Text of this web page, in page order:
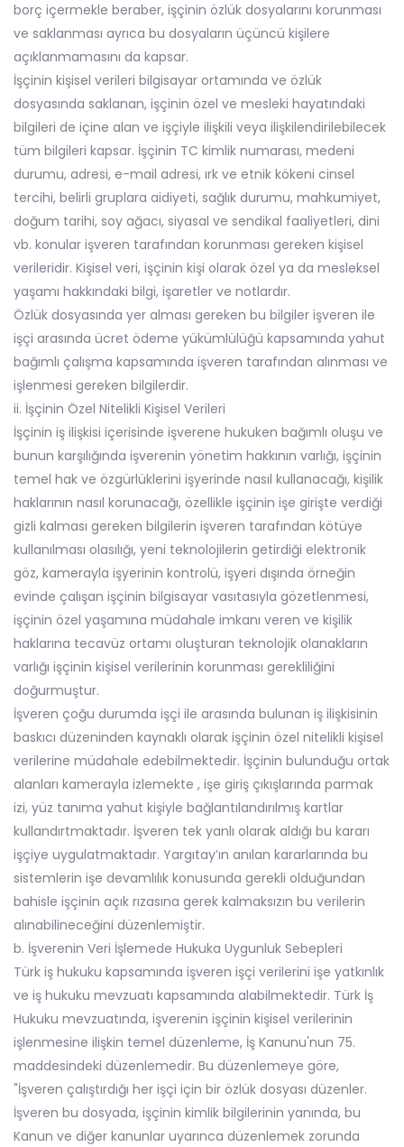
borç içermekle beraber, işçinin özlük dosyalarını korunması
ve saklanması ayrıca bu dosyaların üçüncü kişilere
açıklanmamasını da kapsar.
İşçinin kişisel verileri bilgisayar ortamında ve özlük
dosyasında saklanan, işçinin özel ve mesleki hayatındaki
bilgileri de içine alan ve işçiyle ilişkili veya ilişkilendirilebilecek
tüm bilgileri kapsar. İşçinin TC kimlik numarası, medeni
durumu, adresi, e-mail adresi, ırk ve etnik kökeni cinsel
tercihi, belirli gruplara aidiyeti, sağlık durumu, mahkumiyet,
doğum tarihi, soy ağacı, siyasal ve sendikal faaliyetleri, dini
vb. konular işveren tarafından korunması gereken kişisel
verileridir. Kişisel veri, işçinin kişi olarak özel ya da mesleksel
yaşamı hakkındaki bilgi, işaretler ve notlardır.
Özlük dosyasında yer alması gereken bu bilgiler işveren ile
işçi arasında ücret ödeme yükümlülüğü kapsamında yahut
bağımlı çalışma kapsamında işveren tarafından alınması ve
işlenmesi gereken bilgilerdir.
ii. İşçinin Özel Nitelikli Kişisel Verileri
İşçinin iş ilişkisi içerisinde işverene hukuken bağımlı oluşu ve
bunun karşılığında işverenin yönetim hakkının varlığı, işçinin
temel hak ve özgürlüklerini işyerinde nasıl kullanacağı, kişilik
haklarının nasıl korunacağı, özellikle işçinin işe girişte verdiği
gizli kalması gereken bilgilerin işveren tarafından kötüye
kullanılması olasılığı, yeni teknolojilerin getirdiği elektronik
göz, kamerayla işyerinin kontrolü, işyeri dışında örneğin
evinde çalışan işçinin bilgisayar vasıtasıyla gözetlenmesi,
işçinin özel yaşamına müdahale imkanı veren ve kişilik
haklarına tecavüz ortamı oluşturan teknolojik olanakların
varlığı işçinin kişisel verilerinin korunması gerekliliğini
doğurmuştur.
İşveren çoğu durumda işçi ile arasında bulunan iş ilişkisinin
baskıcı düzeninden kaynaklı olarak işçinin özel nitelikli kişisel
verilerine müdahale edebilmektedir. İşçinin bulunduğu ortak
alanları kamerayla izlemekte , işe giriş çıkışlarında parmak
izi, yüz tanıma yahut kişiyle bağlantılandırılmış kartlar
kullandırtmaktadır. İşveren tek yanlı olarak aldığı bu kararı
işçiye uygulatmaktadır. Yargıtay’ın anılan kararlarında bu
sistemlerin işe devamlılık konusunda gerekli olduğundan
bahisle işçinin açık rızasına gerek kalmaksızın bu verilerin
alınabilineceğini düzenlemiştir.
b. İşverenin Veri İşlemede Hukuka Uygunluk Sebepleri
Türk iş hukuku kapsamında işveren işçi verilerini işe yatkınlık
ve iş hukuku mevzuatı kapsamında alabilmektedir. Türk İş
Hukuku mevzuatında, işverenin işçinin kişisel verilerinin
işlenmesine ilişkin temel düzenleme, İş Kanunu'nun 75.
maddesindeki düzenlemedir. Bu düzenlemeye göre,
"İşveren çalıştırdığı her işçi için bir özlük dosyası düzenler.
İşveren bu dosyada, işçinin kimlik bilgilerinin yanında, bu
Kanun ve diğer kanunlar uyarınca düzenlemek zorunda